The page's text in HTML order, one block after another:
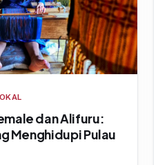
dan Alifuru:
Menghidupi Pulau